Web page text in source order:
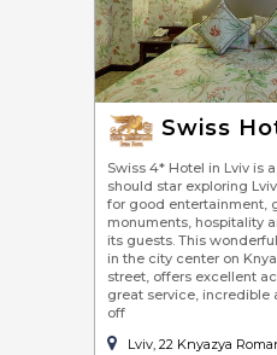
Swiss
Swiss 4* Hotel in Lviv is
should star exploring
for good entertainment,
monuments, hospitality
its guests. This
in the city center on
street, offers excellent
great service, incredible
off
Lviv, 22 Knyazya